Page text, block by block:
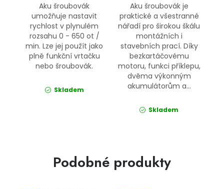
Aku šroubovák
umožňuje nastavit
rychlost v plynulém
rozsahu 0 - 650 ot /
min. Lze jej použít jako
plně funkční vrtačku
nebo šroubovák.
Skladem
Aku šroubovák je
praktické a všestranné
nářadí pro širokou škálu
montážních i
stavebních prací. Díky
bezkartáčovému
motoru, funkci příklepu,
dvěma výkonným
akumulátorům a...
Skladem
Podobné produkty